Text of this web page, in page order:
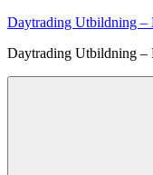
Skip
content
Daytrading Utbildning –
Daytrading Utbildning –